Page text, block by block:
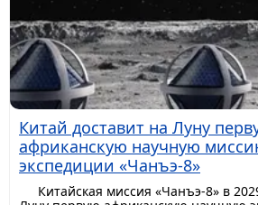
Китай доставит на Луну
африканскую научную
экспедиции «Чанъэ-8»
Китайская миссия «Чанъэ-8» в